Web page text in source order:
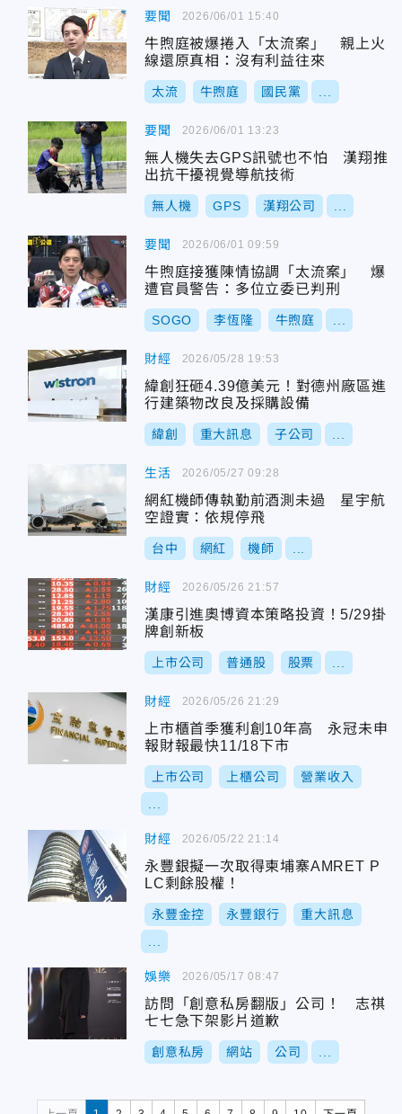
要聞
牛煦庭被爆捲入「太流案」 親上火
線還原真相：沒有利益往來
太流 牛煦庭 國民黨
2026/06/01 15:40
要聞
無人機失去GPS訊號也不怕 漢翔推
出抗干擾視覺導航技術
無人機 GPS 漢翔公司
2026/06/01 13:23
要聞
牛煦庭接獲陳情協調「太流案」 爆
遭官員警告：多位立委已判刑
SOGO 李恆隆 牛煦庭
2026/06/01 09:59
財經
緯創狂砸4.39億美元！對德州廠區進
行建築物改良及採購設備
緯創 重大訊息 子公司
2026/05/28 19:53
生活
網紅機師傳執勤前酒測未過 星宇航
空證實：依規停飛
台中 網紅 機師
2026/05/27 09:28
財經
漢康引進奧博資本策略投資！5/29掛
牌創新板
上市公司 普通股 股票
2026/05/26 21:57
財經
上市櫃首季獲利創10年高 永冠未申
報財報最快11/18下市
上市公司 上櫃公司 營業收入
2026/05/26 21:29
財經
永豐銀擬一次取得柬埔寨AMRET P
LC剩餘股權！
永豐金控 永豐銀行 重大訊息
2026/05/22 21:14
娛樂
訪問「創意私房翻版」公司！ 志祺
七七急下架影片道歉
創意私房 網站 公司
2026/05/17 08:47